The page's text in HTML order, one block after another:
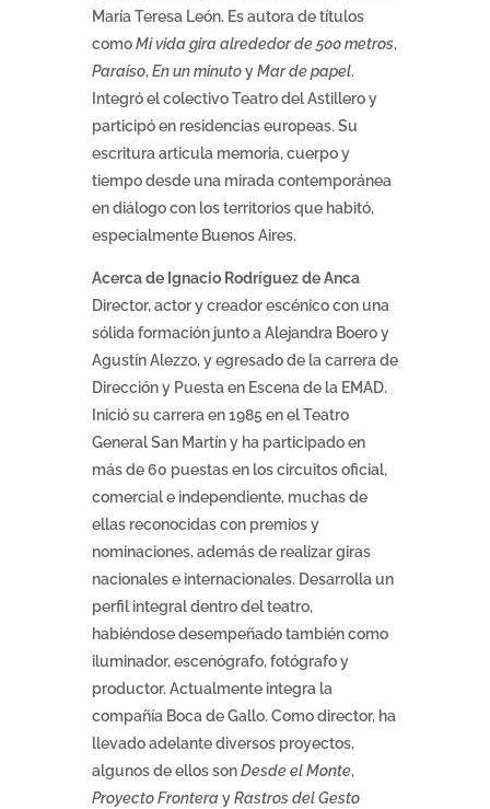
María Teresa León. Es autora de títulos
comoMi vida gira alrededor de 500 metros,
Paraíso,En un minutoyMar de papel.
Integró el colectivo Teatro del Astillero y
participó en residencias europeas. Su
escritura articula memoria, cuerpo y
tiempo desde una mirada contemporánea
en diálogo con los territorios que habitó,
especialmente Buenos Aires.
Acerca de Ignacio Rodríguez de Anca
Director, actor y creador escénico con una
sólida formación junto a Alejandra Boero y
Agustín Alezzo, y egresado de la carrera de
Dirección y Puesta en Escena de la EMAD.
Inició su carrera en 1985 en el Teatro
General San Martín y ha participado en
más de 60 puestas en los circuitos oficial,
comercial e independiente, muchas de
ellas reconocidas con premios y
nominaciones, además de realizar giras
nacionales e internacionales. Desarrolla un
perfil integral dentro del teatro,
habiéndose desempeñado también como
iluminador, escenógrafo, fotógrafo y
productor. Actualmente integra la
compañía Boca de Gallo. Como director, ha
llevado adelante diversos proyectos,
algunos de ellos sonDesde el Monte,
Proyecto FronterayRastros del Gesto